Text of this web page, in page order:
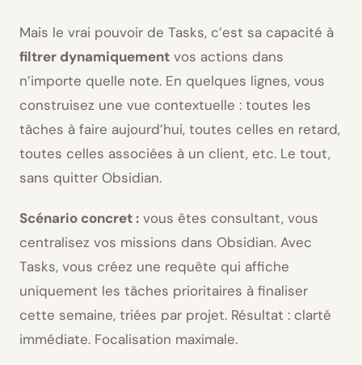
Mais le vrai pouvoir de Tasks, c’est sa capacité à
filtrer dynamiquement vos actions dans
n’importe quelle note. En quelques lignes, vous
construisez une vue contextuelle : toutes les
tâches à faire aujourd’hui, toutes celles en retard,
toutes celles associées à un client, etc. Le tout,
sans quitter Obsidian.
Scénario concret : vous êtes consultant, vous
centralisez vos missions dans Obsidian. Avec
Tasks, vous créez une requête qui affiche
uniquement les tâches prioritaires à finaliser
cette semaine, triées par projet. Résultat : clarté
immédiate. Focalisation maximale.